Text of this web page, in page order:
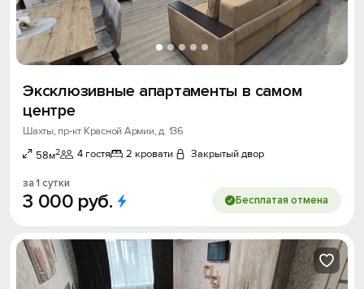
Экcклюзивныe апартамeнты в самом
центре
Шахты, пр-кт Красной Армии, д. 136
58м2 4 гостя 2 кровати Закрытый двор
за 1 сутки
3 000 руб. Бесплатая отмена